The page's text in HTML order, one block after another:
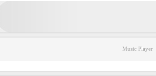
Music Player